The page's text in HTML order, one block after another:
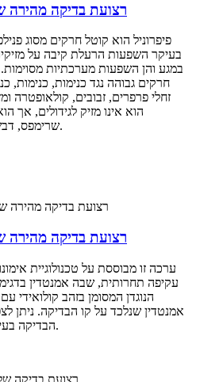
רצועת בדיקה מהירה
פיפרוניל הוא קוטל חרקים מסוג
בעיקר השפעות הרעלת קיבה על
במגע והן השפעות מערכתיות מסוימות.
חרקים גבוהה נגד כנימות, כנימות,
זחלי פרפרים, זבובים, קולאופטרה
הוא אינו מזיק לגידולים, אך
שרימפס, דבש ותולעי משי.
רצועת בדיקה מהירה
ערכה זו מבוססת על טכנולוגיית
עקיפה תחרותית, שבה אמנטדין
הנוגדן המסומן בזהב קולואידי
אמנטדין שנלכד על קו הבדיקה. ניתן
הבדיקה בעין בלתי מזוינת.